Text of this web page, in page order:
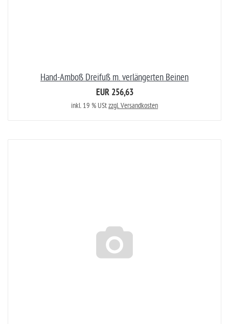
Hand-Amboß Dreifuß m. verlängerten Beinen
EUR 256,63
inkl. 19 % UStzzgl. Versandkosten